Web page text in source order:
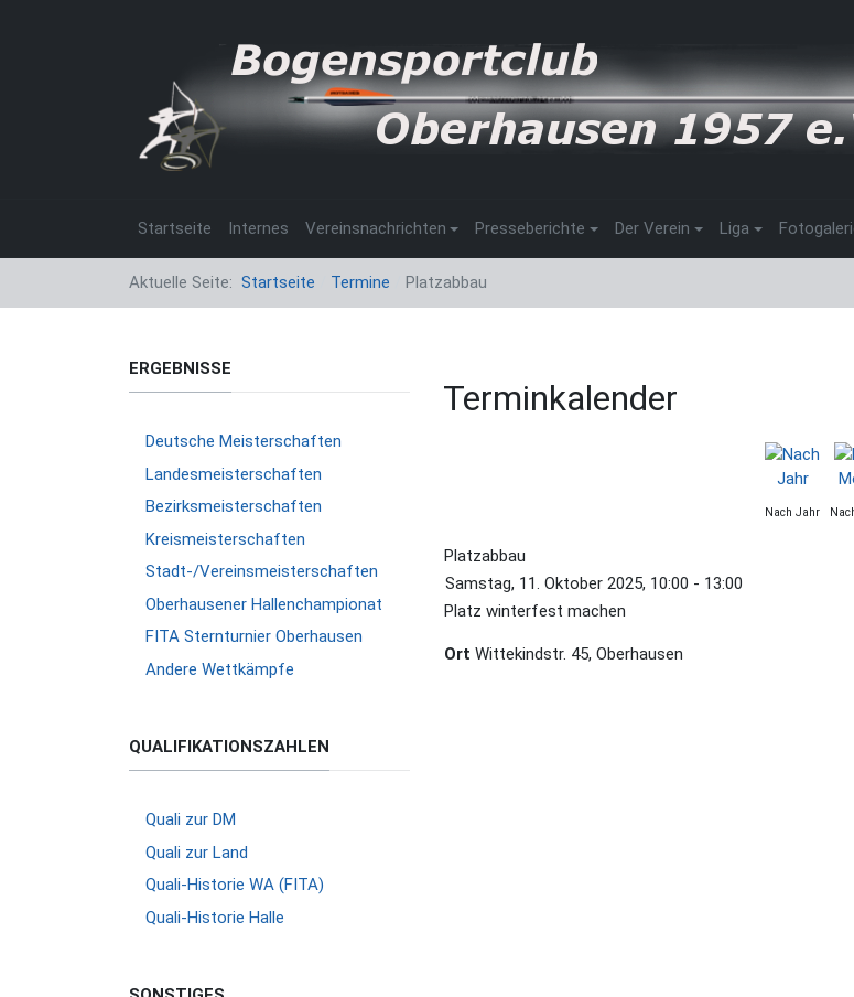
Startseite Internes Vereinsnachrichten Presseberichte Der Verein Liga
Aktuelle Seite: Startseite Termine Platzabbau
Terminkalender
Nach Jahr
Platzabbau
Samstag, 11. Oktober 2025, 10:00 - 13:00
Platz winterfest machen
Ort Wittekindstr. 45, Oberhausen
ERGEBNISSE
Deutsche Meisterschaften
Landesmeisterschaften
Bezirksmeisterschaften
Kreismeisterschaften
Stadt-/Vereinsmeisterschaften
Oberhausener Hallenchampionat
FITA Sternturnier Oberhausen
Andere Wettkämpfe
QUALIFIKATIONSZAHLEN
Quali zur DM
Quali zur Land
Quali-Historie WA (FITA)
Quali-Historie Halle